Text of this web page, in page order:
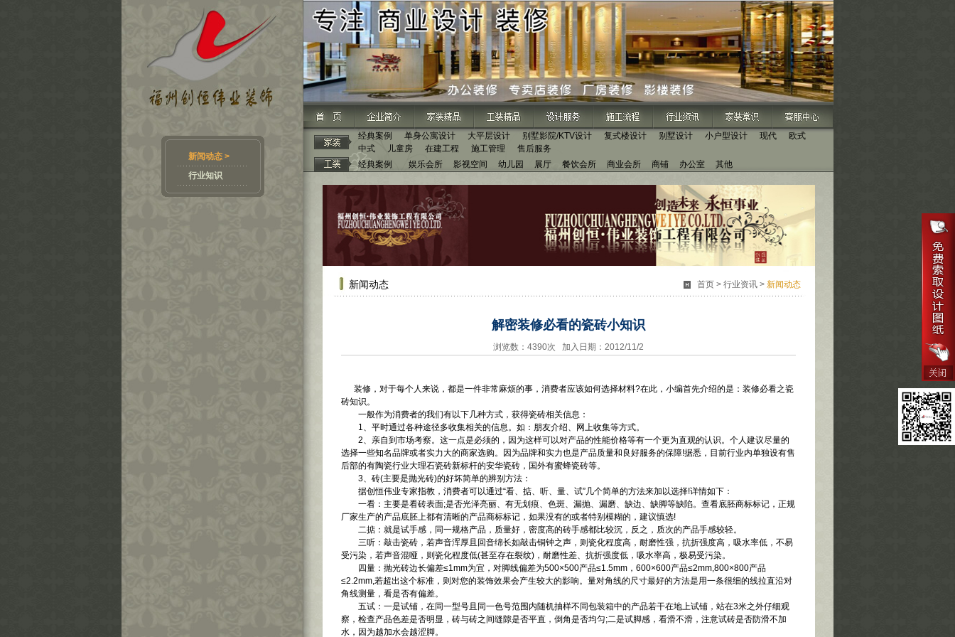
新闻动态 >
行业知识
经典案例 单身公寓设计 大平层设计 别墅影院/KTV设计 复式楼设计 别墅设计 小户型设计 现代
欧式
中式
儿童房 在建工程 施工管理
售后服务
经典案例
娱乐会所 影视空间 幼儿园 展厅 餐饮会所 商业会所 商铺 办公室 其他
新闻动态 首页> 行业资讯> 新闻动态
解密装修必看的瓷砖小知识
浏览数：4390次 加入日期：2012/11/2
装修，对于每个人来说，都是一件非常麻烦的事，消费者应该如何选择材料?在此，小编首先介绍的是：装修必看之瓷
砖知识。
一般作为消费者的我们有以下几种方式，获得瓷砖相关信息：
1、平时通过各种途径多收集相关的信息。如：朋友介绍、网上收集等方式。
2、亲自到市场考察。这一点是必须的，因为这样可以对产品的性能价格等有一个更为直观的认识。个人建议尽量的
选择一些知名品牌或者实力大的商家选购。因为品牌和实力也是产品质量和良好服务的保障!据悉，目前行业内单独设有售
后部的有陶瓷行业大理石瓷砖新标杆的安华瓷砖，国外有蜜蜂瓷砖等。
3、砖(主要是抛光砖)的好坏简单的辨别方法：
据创恒伟业专家指教，消费者可以通过“看、掂、听、量、试”几个简单的方法来加以选择!详情如下：
一看：主要是看砖表面;是否光泽亮丽、有无划痕、色斑、漏抛、漏磨、缺边、缺脚等缺陷。查看底胚商标标记，正规
厂家生产的产品底胚上都有清晰的产品商标标记，如果没有的或者特别模糊的，建议慎选!
二掂：就是试手感，同一规格产品，质量好，密度高的砖手感都比较沉，反之，质次的产品手感较轻。
三听：敲击瓷砖，若声音浑厚且回音绵长如敲击铜钟之声，则瓷化程度高，耐磨性强，抗折强度高，吸水率低，不易
受污染，若声音混哑，则瓷化程度低(甚至存在裂纹)，耐磨性差、抗折强度低，吸水率高，极易受污染。
四量：抛光砖边长偏差≤1mm为宜，对脚线偏差为500×500产品≤1.5mm，600×600产品≤2mm,800×800产品
≤2.2mm,若超出这个标准，则对您的装饰效果会产生较大的影响。量对角线的尺寸最好的方法是用一条很细的线拉直沿对
角线测量，看是否有偏差。
五试：一是试铺，在同一型号且同一色号范围内随机抽样不同包装箱中的产品若干在地上试铺，站在3米之外仔细观
察，检查产品色差是否明显，砖与砖之间缝隙是否平直，倒角是否均匀;二是试脚感，看滑不滑，注意试砖是否防滑不加
水，因为越加水会越涩脚。